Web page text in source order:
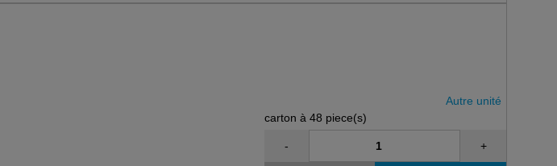
Autre unité
carton à 48 piece(s)
- +